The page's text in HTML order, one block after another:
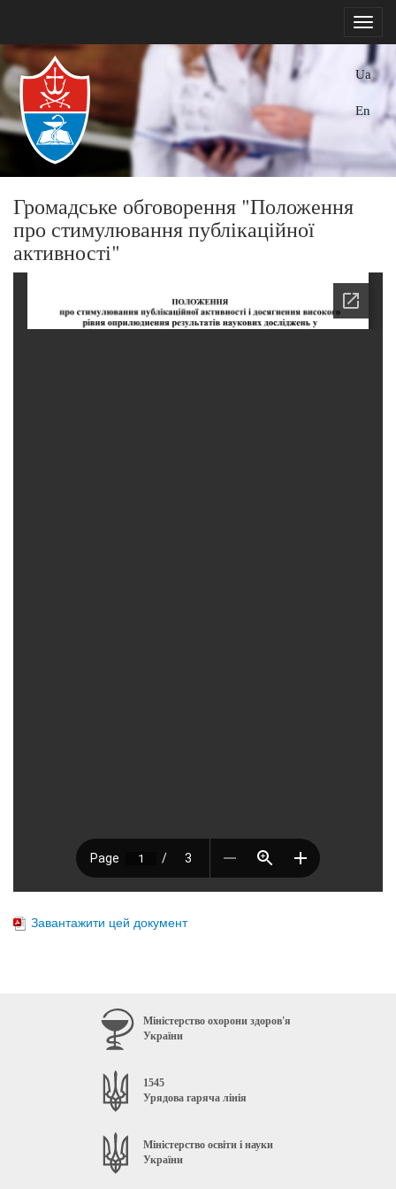
Ua
En
Громадське обговорення "Положення
про стимулювання публікаційної
активності"
Завантажити цей документ
Міністерство охорони здоров'я
України
1545
Урядова гаряча лінія
Міністерство освіти і науки
України